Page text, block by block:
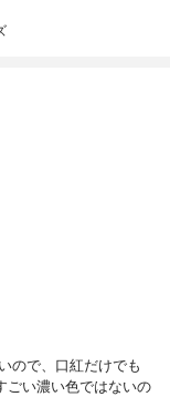
ので、口紅だけでも
ごい濃い色ではないの